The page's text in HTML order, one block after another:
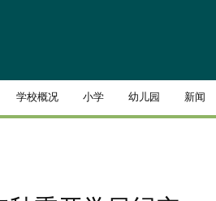
学校概况 小学 幼儿园 新闻